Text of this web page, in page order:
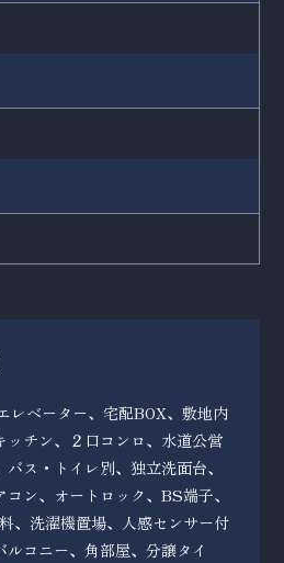
レベーター、宅配BOX、敷地内
ッチン、２口コンロ、水道公営
ス・トイレ別、独立洗面台、
ン、オートロック、BS端子、
、洗濯機置場、人感センサー付
コニー、角部屋、分譲タイ